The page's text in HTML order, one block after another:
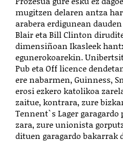
mugitzen delaren antza
arabera erdigunean
Blair eta Bill Clinton
dimensiñoan Ikasleek
egunerokoarekin.
Pub eta Off licence
ere nabarmen, Guinness,
erosi ezkero katolikoa
zaitue, kontrara, zure
Tennent`s Lager
zara, zure unionista
dituen garagardo bakarrak